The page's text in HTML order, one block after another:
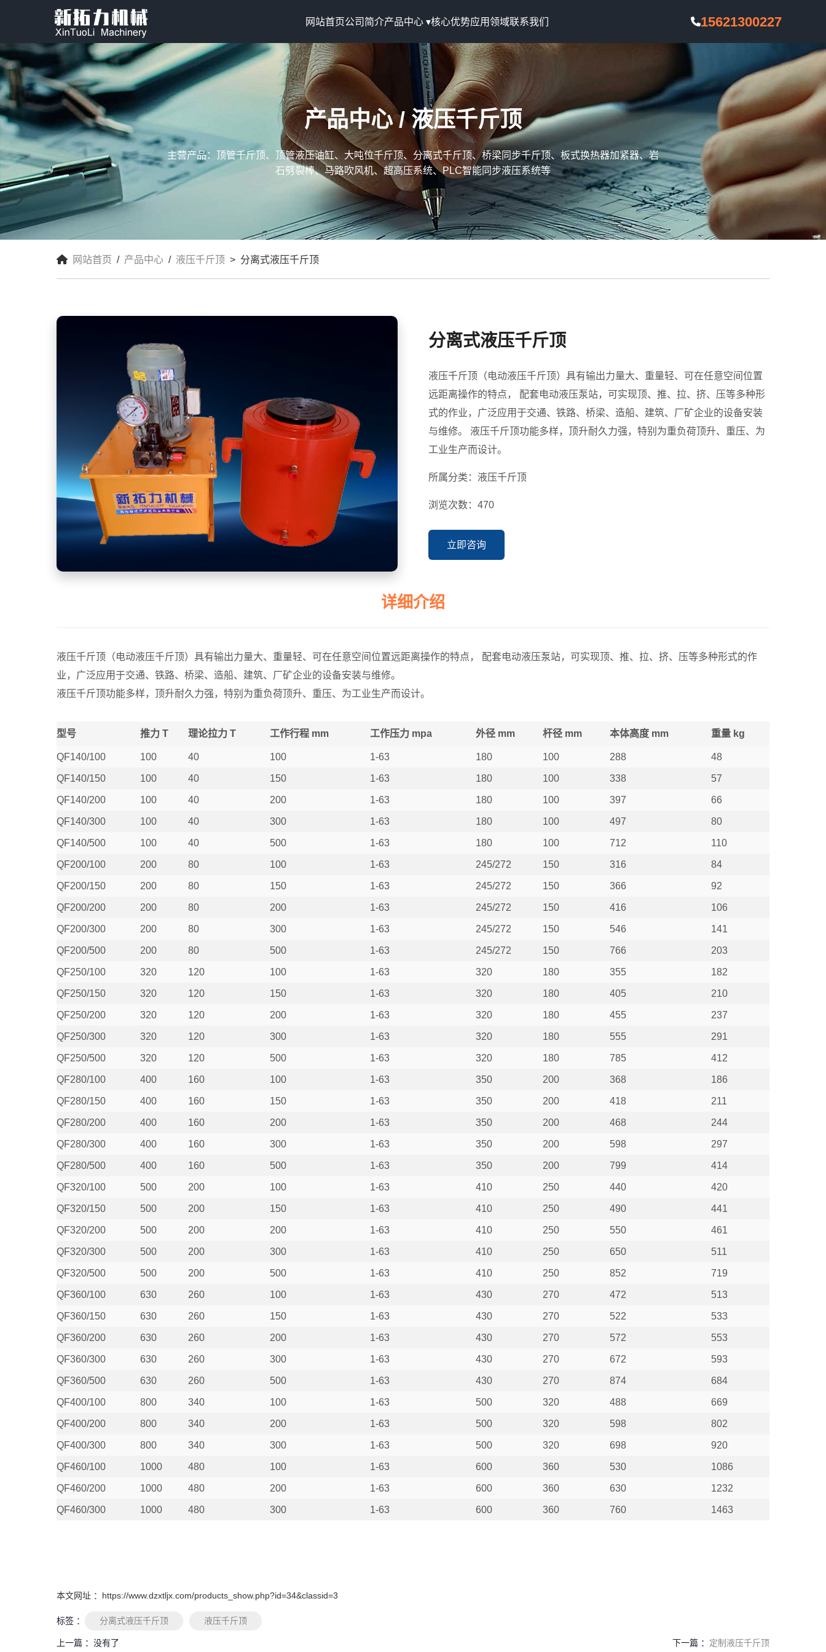
网站首页公司简介产品中心 ▾核心优势应用领域联系我们 15621300227
产品中心 / 液压千斤顶
主营产品：顶管千斤顶、顶管液压油缸、大吨位千斤顶、分离式千斤顶、桥梁同步千斤顶、板式换热器加紧器、岩
石劈裂棒、马路吹风机、超高压系统、PLC智能同步液压系统等
网站首页 / 产品中心 / 液压千斤顶 > 分离式液压千斤顶
分离式液压千斤顶
液压千斤顶（电动液压千斤顶）具有输出力量大、重量轻、可在任意空间位置
远距离操作的特点， 配套电动液压泵站，可实现顶、推、拉、挤、压等多种形
式的作业，广泛应用于交通、铁路、桥梁、造船、建筑、厂矿企业的设备安装
与维修。 液压千斤顶功能多样，顶升耐久力强，特别为重负荷顶升、重压、为
工业生产而设计。
所属分类：液压千斤顶
浏览次数：470
立即咨询
详细介绍
液压千斤顶（电动液压千斤顶）具有输出力量大、重量轻、可在任意空间位置远距离操作的特点， 配套电动液压泵站，可实现顶、推、拉、挤、压等多种形式的作
业，广泛应用于交通、铁路、桥梁、造船、建筑、厂矿企业的设备安装与维修。
液压千斤顶功能多样，顶升耐久力强，特别为重负荷顶升、重压、为工业生产而设计。
型号 推力 T 理论拉力 T 工作行程 mm 工作压力 mpa 外径 mm 杆径 mm 本体高度 mm 重量 kg
QF140/100 100 40 100 1-63 180 100 288 48
QF140/150 100 40 150 1-63 180 100 338 57
QF140/200 100 40 200 1-63 180 100 397 66
QF140/300 100 40 300 1-63 180 100 497 80
QF140/500 100 40 500 1-63 180 100 712 110
QF200/100 200 80 100 1-63 245/272 150 316 84
QF200/150 200 80 150 1-63 245/272 150 366 92
QF200/200 200 80 200 1-63 245/272 150 416 106
QF200/300 200 80 300 1-63 245/272 150 546 141
QF200/500 200 80 500 1-63 245/272 150 766 203
QF250/100 320 120 100 1-63 320 180 355 182
QF250/150 320 120 150 1-63 320 180 405 210
QF250/200 320 120 200 1-63 320 180 455 237
QF250/300 320 120 300 1-63 320 180 555 291
QF250/500 320 120 500 1-63 320 180 785 412
QF280/100 400 160 100 1-63 350 200 368 186
QF280/150 400 160 150 1-63 350 200 418 211
QF280/200 400 160 200 1-63 350 200 468 244
QF280/300 400 160 300 1-63 350 200 598 297
QF280/500 400 160 500 1-63 350 200 799 414
QF320/100 500 200 100 1-63 410 250 440 420
QF320/150 500 200 150 1-63 410 250 490 441
QF320/200 500 200 200 1-63 410 250 550 461
QF320/300 500 200 300 1-63 410 250 650 511
QF320/500 500 200 500 1-63 410 250 852 719
QF360/100 630 260 100 1-63 430 270 472 513
QF360/150 630 260 150 1-63 430 270 522 533
QF360/200 630 260 200 1-63 430 270 572 553
QF360/300 630 260 300 1-63 430 270 672 593
QF360/500 630 260 500 1-63 430 270 874 684
QF400/100 800 340 100 1-63 500 320 488 669
QF400/200 800 340 200 1-63 500 320 598 802
QF400/300 800 340 300 1-63 500 320 698 920
QF460/100 1000 480 100 1-63 600 360 530 1086
QF460/200 1000 480 200 1-63 600 360 630 1232
QF460/300 1000 480 300 1-63 600 360 760 1463
本文网址 ：https://www.dzxtljx.com/products_show.php?id=34&classid=3
标签 ： 分离式液压千斤顶 液压千斤顶
上一篇 ： 没有了 下一篇 ： 定制液压千斤顶